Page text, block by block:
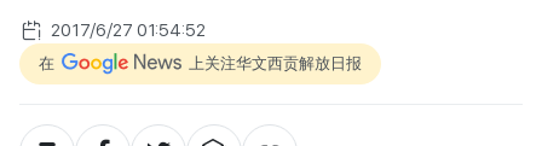
2017/6/27 01:54:52
在 上关注华文西贡解放日报